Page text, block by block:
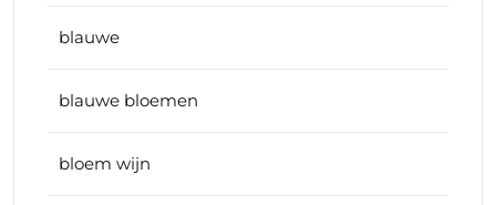
blauwe
blauwe bloemen
bloem wijn